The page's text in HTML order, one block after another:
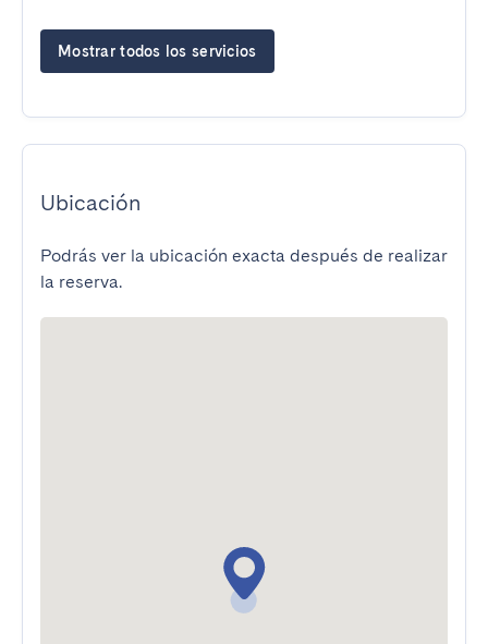
Mostrar todos los servicios
Ubicación
Podrás ver la ubicación exacta después de realizar
la reserva.